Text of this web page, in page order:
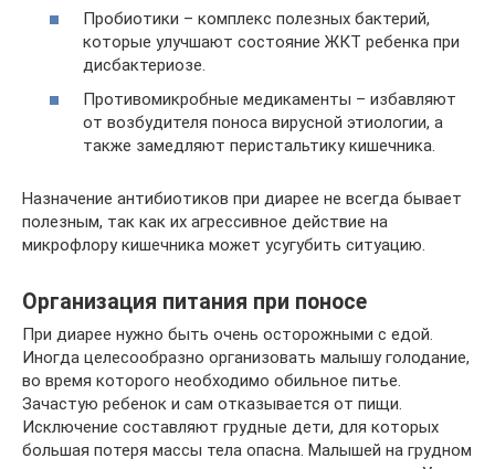
Пробиотики – комплекс полезных бактерий,
которые улучшают состояние ЖКТ ребенка при
дисбактериозе.
Противомикробные медикаменты – избавляют
от возбудителя поноса вирусной этиологии, а
также замедляют перистальтику кишечника.
Назначение антибиотиков при диарее не всегда бывает
полезным, так как их агрессивное действие на
микрофлору кишечника может усугубить ситуацию.
Организация питания при поносе
При диарее нужно быть очень осторожными с едой.
Иногда целесообразно организовать малышу голодание,
во время которого необходимо обильное питье.
Зачастую ребенок и сам отказывается от пищи.
Исключение составляют грудные дети, для которых
большая потеря массы тела опасна. Малышей на грудном